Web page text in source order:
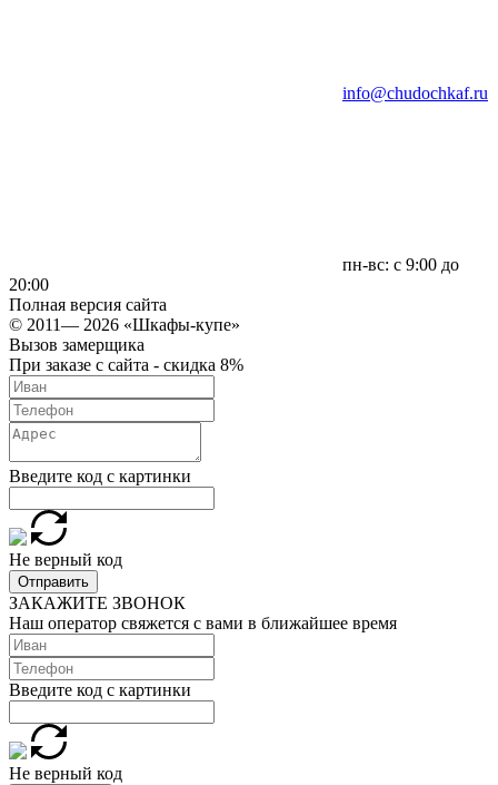
info@chudochkaf.ru
пн-вс: с 9:00 до
20:00
Полная версия сайта
© 2011— 2026 «Шкафы-купе»
Вызов замерщика
При заказе с сайта - скидка 8%
Введите код с картинки
Не верный код
Отправить
ЗАКАЖИТЕ ЗВОНОК
Наш оператор свяжется с вами в ближайшее время
Введите код с картинки
Не верный код